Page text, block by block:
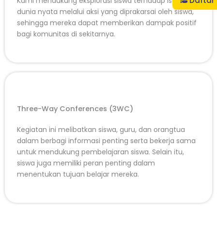
dunia nyata melalui aksi yang diprakarsai oleh siswa,
sehingga mereka dapat memberikan dampak positif
bagi komunitas di sekitarnya.
Three-Way Conferences (3WC)
Kegiatan ini melibatkan siswa, guru, dan orangtua
dalam berbagi informasi penting serta bekerja sama
untuk mendukung pembelajaran siswa. Selain itu,
siswa juga memiliki peran penting dalam
menentukan tujuan belajar mereka.